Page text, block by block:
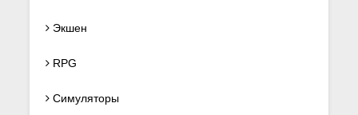
Экшен
RPG
Симуляторы